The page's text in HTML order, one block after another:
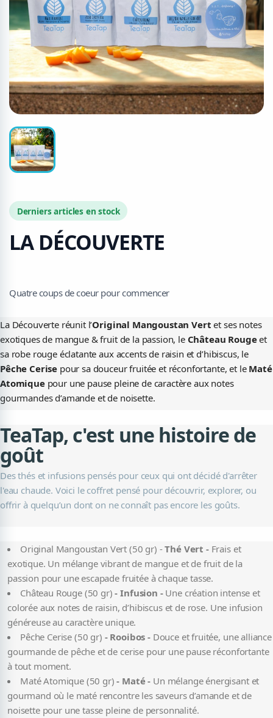
Derniers articles en stock
LA DÉCOUVERTE
Quatre coups de coeur pour commencer
La Découverte réunit l’Original Mangoustan Vert et ses notes
exotiques de mangue & fruit de la passion, le Château Rougeet
sa robe rouge éclatante aux accents de raisin et d’hibiscus, le
Pêche Cerise pour sa douceur fruitée et réconfortante, et le Maté
Atomiquepour une pause pleine de caractère aux notes
gourmandes d’amande et de noisette.
TeaTap, c'est une histoire de
goût
Des thés et infusions pensés pour ceux qui ont décidé d'arrêter
l'eau chaude. Voici le coffret pensé pour découvrir, explorer, ou
offrir à quelqu’un dont on ne connaît pas encore les goûts.
Original Mangoustan Vert (50 gr) -Thé Vert - Frais et
exotique. Un mélange vibrant de mangue et de fruit de la
passion pour une escapade fruitée à chaque tasse.
Château Rouge (50 gr) - Infusion - Une création intense et
colorée aux notes de raisin, d’hibiscus et de rose. Une infusion
généreuse au caractère unique.
Pêche Cerise (50 gr) - Rooibos - Douce et fruitée, une alliance
gourmande de pêche et de cerise pour une pause réconfortante
à tout moment.
Maté Atomique (50 gr) - Maté - Un mélange énergisant et
gourmand où le maté rencontre les saveurs d’amande et de
noisette pour une tasse pleine de personnalité.